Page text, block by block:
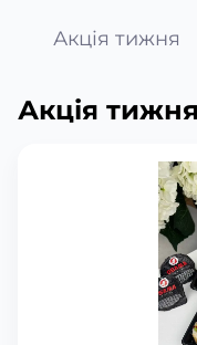
Акція тижня
Акція тижня